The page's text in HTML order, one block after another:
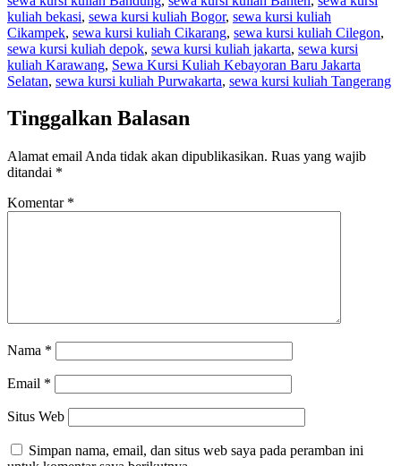
kuliah bekasi, sewa kursi kuliah Bogor, sewa kursi kuliah
Cikampek, sewa kursi kuliah Cikarang, sewa kursi kuliah Cilegon,
sewa kursi kuliah depok, sewa kursi kuliah jakarta, sewa kursi
kuliah Karawang, Sewa Kursi Kuliah Kebayoran Baru Jakarta
Selatan, sewa kursi kuliah Purwakarta, sewa kursi kuliah Tangerang
Tinggalkan Balasan
Alamat email Anda tidak akan dipublikasikan. Ruas yang wajib
ditandai *
Komentar *
Nama *
Email *
Situs Web
Simpan nama, email, dan situs web saya pada peramban ini